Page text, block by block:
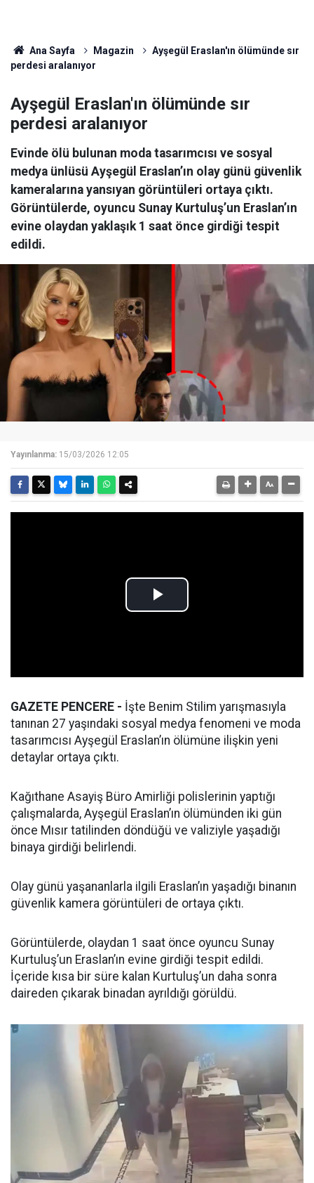
Ana Sayfa Magazin
Ayşegül Eraslan'ın ölümünde sır
perdesi aralanıyor
Ayşegül Eraslan'ın ölümünde sır
perdesi aralanıyor
Evinde ölü bulunan moda tasarımcısı ve sosyal
medya ünlüsü Ayşegül Eraslan’ın olay günü güvenlik
kameralarına yansıyan görüntüleri ortaya çıktı.
Görüntülerde, oyuncu Sunay Kurtuluş’un Eraslan’ın
evine olaydan yaklaşık 1 saat önce girdiği tespit
edildi.
Yayınlanma: 15/03/2026 12:05
GAZETE PENCERE - İşte Benim Stilim yarışmasıyla
tanınan 27 yaşındaki sosyal medya fenomeni ve moda
tasarımcısı Ayşegül Eraslan’ın ölümüne ilişkin yeni
detaylar ortaya çıktı.
Kağıthane Asayiş Büro Amirliği polislerinin yaptığı
çalışmalarda, Ayşegül Eraslan’ın ölümünden iki gün
önce Mısır tatilinden döndüğü ve valiziyle yaşadığı
binaya girdiği belirlendi.
Olay günü yaşananlarla ilgili Eraslan’ın yaşadığı binanın
güvenlik kamera görüntüleri de ortaya çıktı.
Görüntülerde, olaydan 1 saat önce oyuncu Sunay
Kurtuluş’un Eraslan’ın evine girdiği tespit edildi.
İçeride kısa bir süre kalan Kurtuluş’un daha sonra
daireden çıkarak binadan ayrıldığı görüldü.